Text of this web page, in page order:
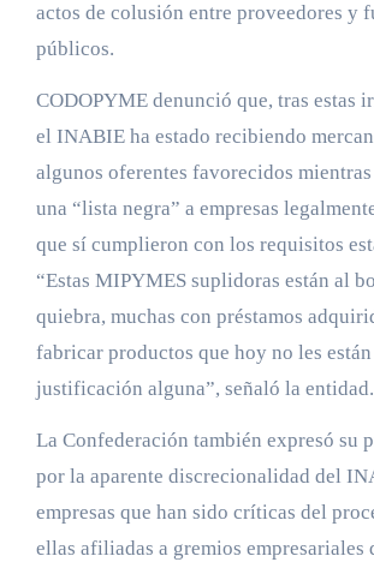
actos de colusión entre proveedores y
públicos.
CODOPYME denunció que, tras estas
el INABIE ha estado recibiendo
algunos oferentes favorecidos
una “lista negra” a empresas
que sí cumplieron con los requisitos
“Estas MIPYMES suplidoras están al
quiebra, muchas con préstamos
fabricar productos que hoy no les
justificación alguna”, señaló la entidad.
La Confederación también expresó su
por la aparente discrecionalidad del
empresas que han sido críticas del
ellas afiliadas a gremios empresariales